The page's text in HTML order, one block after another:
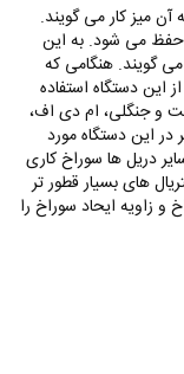
میز کار می گویند.
حفظ می شود. به این
گویند. هنگامی که
این دستگاه استفاده
و جنگلی، ام دی اف،
در این دستگاه مورد
دریل ها سوراخ کاری
های بسیار قطور تر
و زاویه ایحاد سوراخ را